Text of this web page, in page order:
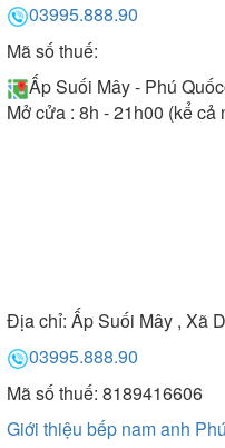
03995.888.90
Mã số thuế:
Ấp Suối Mây - Phú Quốc
Mở cửa : 8h - 21h00 (kể cả
Địa chỉ: Ấp Suối Mây , Xã
03995.888.90
Mã số thuế: 8189416606
Giới thiệu bếp nam anh